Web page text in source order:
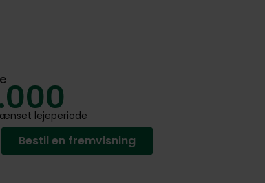
lejeperiode
Bestil en fremvisning